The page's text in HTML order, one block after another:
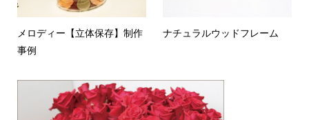
メロディー【立体保存】制作
事例
ナチュラルウッドフレーム